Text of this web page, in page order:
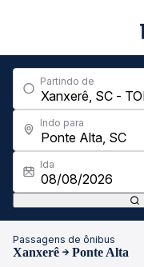
Partindo de
Indo para
Ida
Passagens de ônibus
Xanxerê Ponte Alta